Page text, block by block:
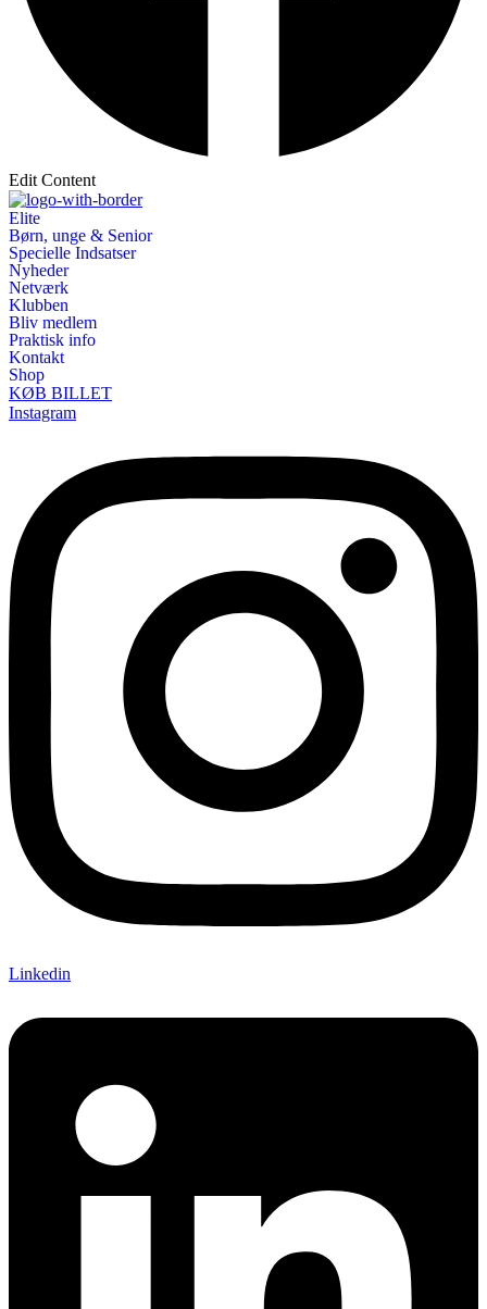
Edit Content
Elite
Børn, unge & Senior
Specielle Indsatser
Nyheder
Netværk
Klubben
Bliv medlem
Praktisk info
Kontakt
Shop
KØB BILLET
Instagram
Linkedin